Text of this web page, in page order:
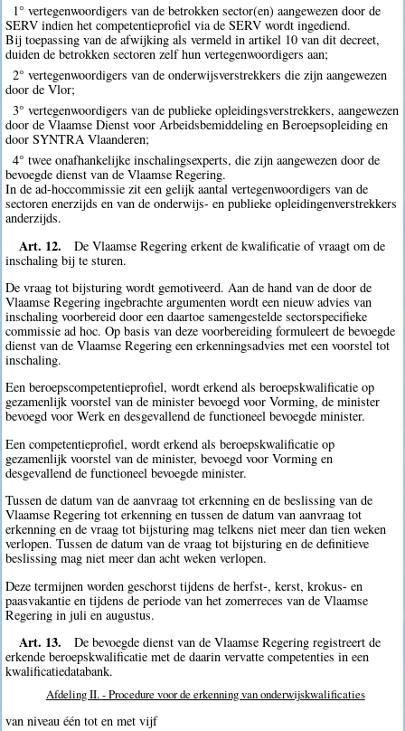
1° vertegenwoordigers van de betrokken sector(en) aangewezen door de
SERV indien het competentieprofiel via de SERV wordt ingediend.
Bij toepassing van de afwijking als vermeld in artikel 10 van dit decreet,
duiden de betrokken sectoren zelf hun vertegenwoordigers aan;
2° vertegenwoordigers van de onderwijsverstrekkers die zijn aangewezen
door de Vlor;
3° vertegenwoordigers van de publieke opleidingsverstrekkers, aangewezen
door de Vlaamse Dienst voor Arbeidsbemiddeling en Beroepsopleiding en
door SYNTRA Vlaanderen;
4° twee onafhankelijke inschalingsexperts, die zijn aangewezen door de
bevoegde dienst van de Vlaamse Regering.
In de ad-hoccommissie zit een gelijk aantal vertegenwoordigers van de
sectoren enerzijds en van de onderwijs- en publieke opleidingenverstrekkers
anderzijds.
Art. 12.
De Vlaamse Regering erkent de kwalificatie of vraagt om de
inschaling bij te sturen.
De vraag tot bijsturing wordt gemotiveerd. Aan de hand van de door de
Vlaamse Regering ingebrachte argumenten wordt een nieuw advies van
inschaling voorbereid door een daartoe samengestelde sectorspecifieke
commissie ad hoc. Op basis van deze voorbereiding formuleert de bevoegde
dienst van de Vlaamse Regering een erkenningsadvies met een voorstel tot
inschaling.
Een beroepscompetentieprofiel, wordt erkend als beroepskwalificatie op
gezamenlijk voorstel van de minister bevoegd voor Vorming, de minister
bevoegd voor Werk en desgevallend de functioneel bevoegde minister.
Een competentieprofiel, wordt erkend als beroepskwalificatie op
gezamenlijk voorstel van de minister, bevoegd voor Vorming en
desgevallend de functioneel bevoegde minister.
Tussen de datum van de aanvraag tot erkenning en de beslissing van de
Vlaamse Regering tot erkenning en tussen de datum van aanvraag tot
erkenning en de vraag tot bijsturing mag telkens niet meer dan tien weken
verlopen. Tussen de datum van de vraag tot bijsturing en de definitieve
beslissing mag niet meer dan acht weken verlopen.
Deze termijnen worden geschorst tijdens de herfst-, kerst, krokus- en
paasvakantie en tijdens de periode van het zomerreces van de Vlaamse
Regering in juli en augustus.
Art. 13.
De bevoegde dienst van de Vlaamse Regering registreert de
erkende beroepskwalificatie met de daarin vervatte competenties in een
kwalificatiedatabank.
Afdeling II. - Procedure voor de erkenning van onderwijskwalificaties
van niveau één tot en met vijf